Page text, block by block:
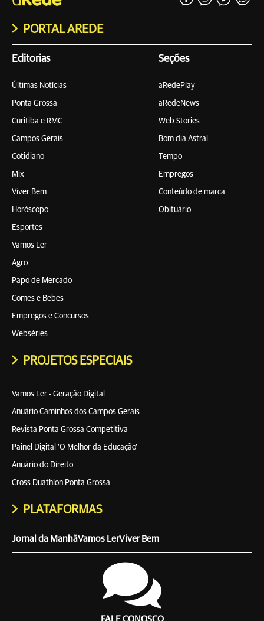
PORTAL AREDE
Editorias
Últimas Notícias
Ponta Grossa
Curitiba e RMC
Campos Gerais
Cotidiano
Mix
Viver Bem
Horóscopo
Esportes
Vamos Ler
Agro
Papo de Mercado
Comes e Bebes
Empregos e Concursos
Webséries
Seções
aRedePlay
aRedeNews
Web Stories
Bom dia Astral
Tempo
Empregos
Conteúdo de marca
Obituário
PROJETOS ESPECIAIS
Vamos Ler - Geração Digital
Anuário Caminhos dos Campos Gerais
Revista Ponta Grossa Competitiva
Painel Digital 'O Melhor da Educação'
Anuário do Direito
Cross Duathlon Ponta Grossa
PLATAFORMAS
Jornal da ManhãVamos LerViver Bem